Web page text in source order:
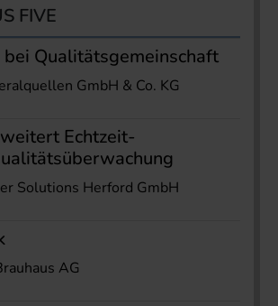
FIVE
bei Qualitätsgemeinschaft
GmbH & Co. KG
Echtzeit-
Solutions Herford GmbH
AG